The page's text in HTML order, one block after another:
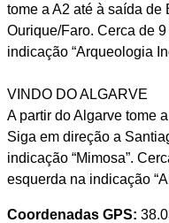
tome a A2 até à saída de
Ourique/Faro. Cerca de
indicação “Arqueologia
VINDO DO ALGARVE
A partir do Algarve tome
Siga em direção a
indicação “Mimosa”.
esquerda na indicação
Coordenadas GPS: